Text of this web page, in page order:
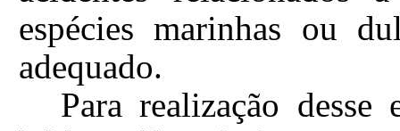
espécies marinhas ou
adequado.
Para realização